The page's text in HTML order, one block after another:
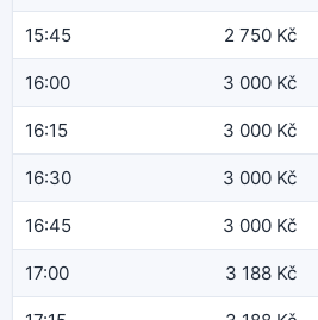
15:45 2 750 Kč
16:00 3 000 Kč
16:15 3 000 Kč
16:30 3 000 Kč
16:45 3 000 Kč
17:00 3 188 Kč